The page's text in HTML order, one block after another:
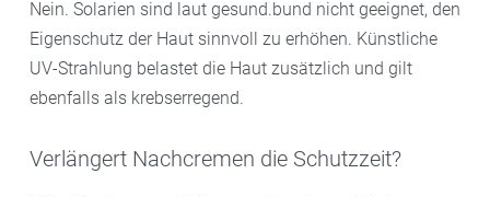
Nein. Solarien sind laut gesund.bund nicht geeignet, den
Eigenschutz der Haut sinnvoll zu erhöhen. Künstliche
UV-Strahlung belastet die Haut zusätzlich und gilt
ebenfalls als krebserregend.
Verlängert Nachcremen die Schutzzeit?